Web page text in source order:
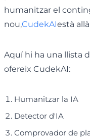
humanitzar el
nou,CudekAIestà
Aquí hi ha una llista
ofereix CudekAI:
Humanitzar la IA
Detector d'IA
Comprovador de